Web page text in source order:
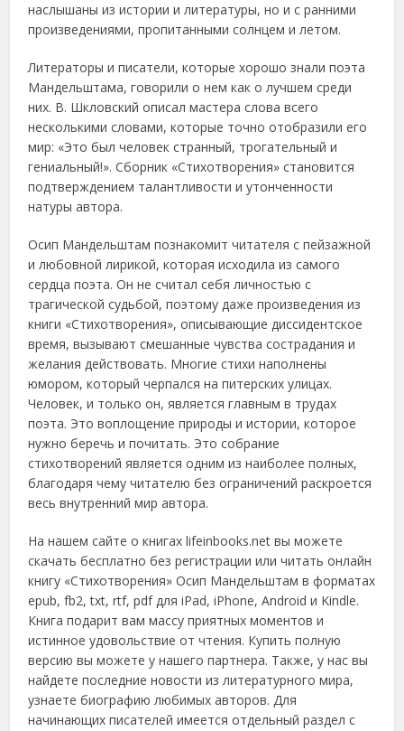
наслышаны из истории и литературы, но и с ранними
произведениями, пропитанными солнцем и летом.
Литераторы и писатели, которые хорошо знали поэта
Мандельштама, говорили о нем как о лучшем среди
них. В. Шкловский описал мастера слова всего
несколькими словами, которые точно отобразили его
мир: «Это был человек странный, трогательный и
гениальный!». Сборник «Стихотворения» становится
подтверждением талантливости и утонченности
натуры автора.
Осип Мандельштам познакомит читателя с пейзажной
и любовной лирикой, которая исходила из самого
сердца поэта. Он не считал себя личностью с
трагической судьбой, поэтому даже произведения из
книги «Стихотворения», описывающие диссидентское
время, вызывают смешанные чувства сострадания и
желания действовать. Многие стихи наполнены
юмором, который черпался на питерских улицах.
Человек, и только он, является главным в трудах
поэта. Это воплощение природы и истории, которое
нужно беречь и почитать. Это собрание
стихотворений является одним из наиболее полных,
благодаря чему читателю без ограничений раскроется
весь внутренний мир автора.
На нашем сайте о книгах lifeinbooks.net вы можете
скачать бесплатно без регистрации или читать онлайн
книгу «Стихотворения» Осип Мандельштам в форматах
epub, fb2, txt, rtf, pdf для iPad, iPhone, Android и Kindle.
Книга подарит вам массу приятных моментов и
истинное удовольствие от чтения. Купить полную
версию вы можете у нашего партнера. Также, у нас вы
найдете последние новости из литературного мира,
узнаете биографию любимых авторов. Для
начинающих писателей имеется отдельный раздел с